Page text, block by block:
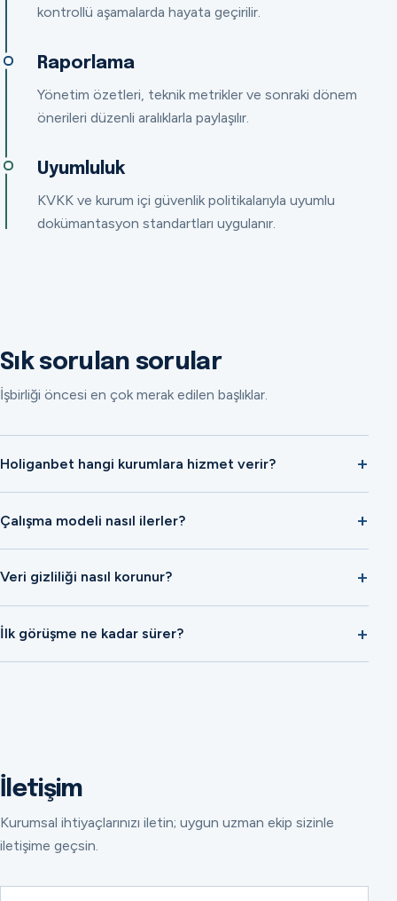
kontrollü aşamalarda hayata geçirilir.
Raporlama
Yönetim özetleri, teknik metrikler ve sonraki dönem
önerileri düzenli aralıklarla paylaşılır.
Uyumluluk
KVKK ve kurum içi güvenlik politikalarıyla uyumlu
dokümantasyon standartları uygulanır.
Sık sorulan sorular
İşbirliği öncesi en çok merak edilen başlıklar.
Holiganbet hangi kurumlara hizmet verir?
Çalışma modeli nasıl ilerler?
Veri gizliliği nasıl korunur?
İlk görüşme ne kadar sürer?
İletişim
Kurumsal ihtiyaçlarınızı iletin; uygun uzman ekip sizinle
iletişime geçsin.